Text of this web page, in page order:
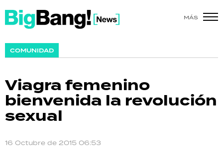
MÁS
COMUNIDAD
Viagra femenino
bienvenida la revolución
sexual
16 Octubre de 2015 06:53
SHOW
ACTUALIDAD
POLICIALES
ECONOMÍA